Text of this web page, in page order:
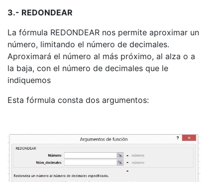
3.- REDONDEAR
La fórmula REDONDEAR nos permite aproximar un
número, limitando el número de decimales.
Aproximará el número al más próximo, al alza o a
la baja, con el número de decimales que le
indiquemos
Esta fórmula consta dos argumentos: